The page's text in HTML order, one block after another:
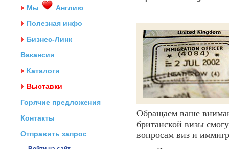
Мы
Англию
Полезная инфо
Бизнес-Линк
Вакансии
Каталоги
Выставки
Горячие предложения
Контакты
Отправить запрос
Обращаем ваше
британской визы
вопросам виз и